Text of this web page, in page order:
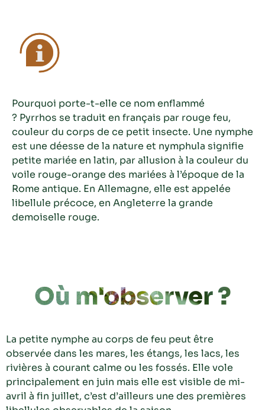
Pourquoi porte-t-elle ce nom enflammé
? Pyrrhos se traduit en français par rouge feu,
couleur du corps de ce petit insecte. Une nymphe
est une déesse de la nature et nymphula signifie
petite mariée en latin, par allusion à la couleur du
voile rouge-orange des mariées à l’époque de la
Rome antique. En Allemagne, elle est appelée
libellule précoce, en Angleterre la grande
demoiselle rouge.
Où m'observer ?
La petite nymphe au corps de feu peut être
observée dans les mares, les étangs, les lacs, les
rivières à courant calme ou les fossés. Elle vole
principalement en juin mais elle est visible de mi-
avril à fin juillet, c’est d’ailleurs une des premières